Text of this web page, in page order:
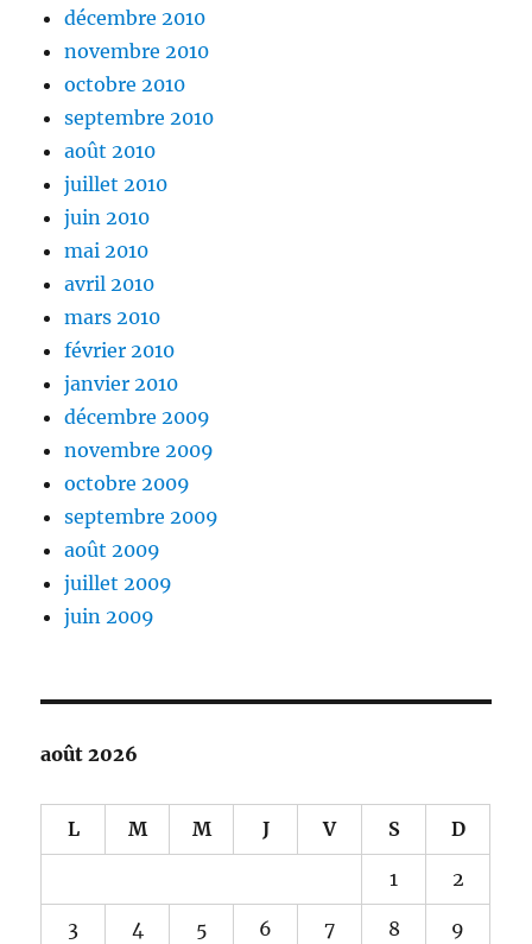
décembre 2010
novembre 2010
octobre 2010
septembre 2010
août 2010
juillet 2010
juin 2010
mai 2010
avril 2010
mars 2010
février 2010
janvier 2010
décembre 2009
novembre 2009
octobre 2009
septembre 2009
août 2009
juillet 2009
juin 2009
août 2026
L M M J V S D
1 2
3 4 5 6 7 8 9